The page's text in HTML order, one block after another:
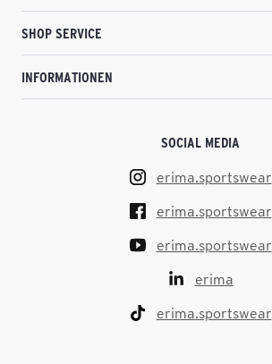
SHOP SERVICE
INFORMATIONEN
SOCIAL MEDIA
erima.sportswear
erima.sportswear
erima.sportswear
erima
erima.sportswear